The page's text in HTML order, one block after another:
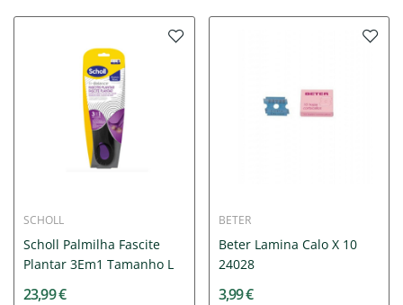
SCHOLL
Scholl Palmilha Fascite
Plantar 3Em1 Tamanho L
23,99 €
BETER
Beter Lamina Calo X 10
24028
3,99 €